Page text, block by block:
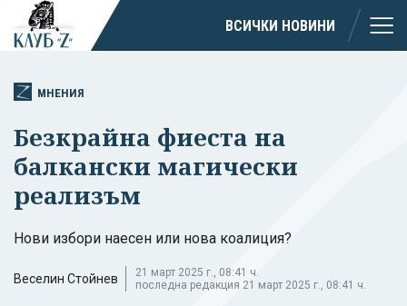
ВСИЧКИ НОВИНИ
МНЕНИЯ
Безкрайна фиеста на
балкански магически
реализъм
Нови избори наесен или нова коалиция?
Веселин Стойнев
21 март 2025 г., 08:41 ч.
последна редакция 21 март 2025 г., 08:41 ч.